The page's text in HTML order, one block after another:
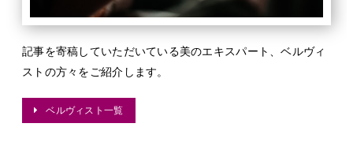
記事を寄稿していただいている美のエキスパート、ベルヴィ
ストの方々をご紹介します。
ベルヴィスト一覧